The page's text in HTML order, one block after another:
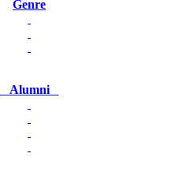
Genre
Alumni